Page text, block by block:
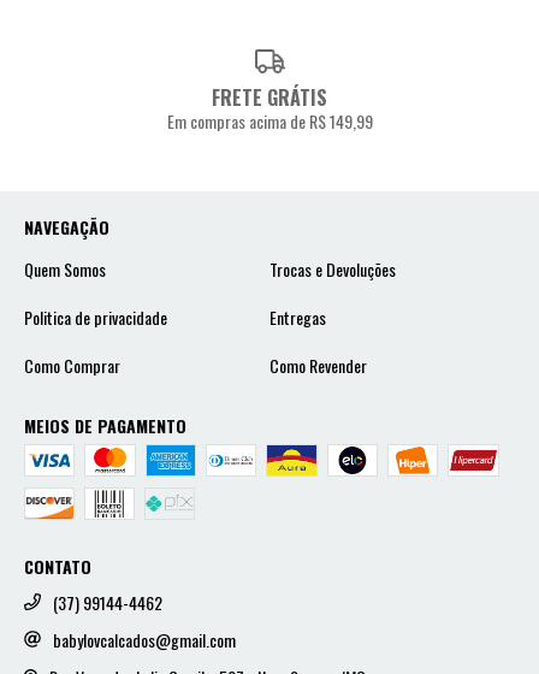
FRETE GRÁTIS
Em compras acima de R$ 149,99
NAVEGAÇÃO
Quem Somos
Trocas e Devoluções
Politica de privacidade
Entregas
Como Comprar
Como Revender
MEIOS DE PAGAMENTO
CONTATO
(37) 99144-4462
babylovcalcados@gmail.com